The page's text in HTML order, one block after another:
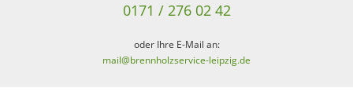
0171 / 276 02 42
oder Ihre E-Mail an:
mail@brennholzservice-leipzig.de